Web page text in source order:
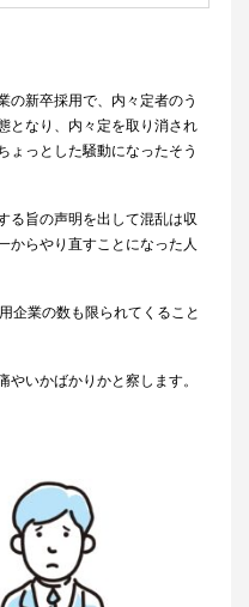
の新卒採用で、内々定者のう
となり、内々定を取り消され
ょっとした騒動になったそう
る旨の声明を出して混乱は収
からやり直すことになった人
企業の数も限られてくること
いかばかりかと察します。